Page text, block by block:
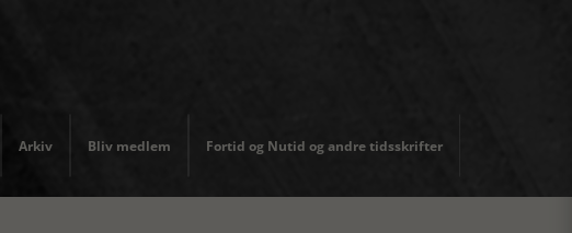
Arkiv Bliv medlem Fortid og Nutid og andre tidsskrifter